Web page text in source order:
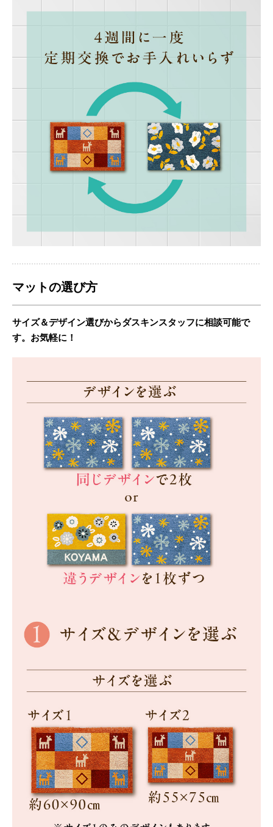
マットの選び方
サイズ＆デザイン選びからダスキンスタッフに相談可能で
す。お気軽に！